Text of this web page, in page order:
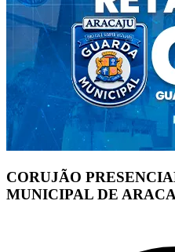
CORUJÃO
MUNICIPAL DE